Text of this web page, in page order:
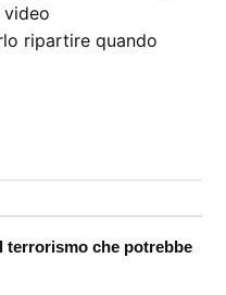
ripartire quando
terrorismo che potrebbe